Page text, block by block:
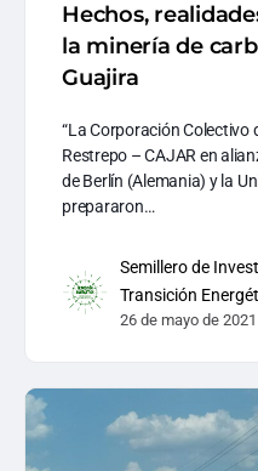
Hechos,
la minería de
Guajira
“La Corporación Colectivo
Restrepo – CAJAR en
de Berlín (Alemania) y la
prepararon…
Semillero de
Transición
26 de mayo de 2021